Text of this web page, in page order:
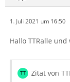
1. Juli 2021 um 16:50
Hallo TTRalle
Zitat von